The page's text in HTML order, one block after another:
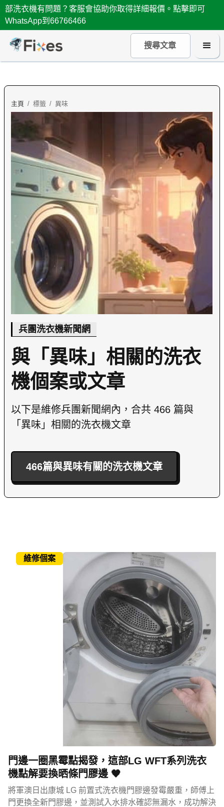
部洗衣機有問題？客服會協助你取得詳細報價。點擊即可
WhatsApp到66766466
主頁 / 標籤 / 異味
兵團洗衣機新聞網
與「異味」相關的洗衣
機個案或文章
以下是維修兵團新聞網內，合共 466 篇與
「異味」相關的洗衣機文章
466篇與異味有關的洗衣機文章
維修個案
門邊一圈黑霉點揭發，這部LG WFT系列洗衣
機點解要換晒條門膠邊 🖤
將軍澳日出康城 LG 前置式洗衣機門膠邊發霉嚴重，師傅上
門更換全新門膠邊，並測試入水排水確認無漏水，成功解決